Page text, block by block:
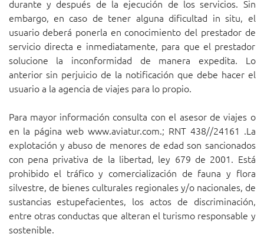
durante y después de la ejecución de los servicios. Sin
embargo, en caso de tener alguna dificultad in situ, el
usuario deberá ponerla en conocimiento del prestador de
servicio directa e inmediatamente, para que el prestador
solucione la inconformidad de manera expedita. Lo
anterior sin perjuicio de la notificación que debe hacer el
usuario a la agencia de viajes para lo propio.
Para mayor información consulta con el asesor de viajes o
en la página web www.aviatur.com.; RNT 438//24161 .La
explotación y abuso de menores de edad son sancionados
con pena privativa de la libertad, ley 679 de 2001. Está
prohibido el tráfico y comercialización de fauna y flora
silvestre, de bienes culturales regionales y/o nacionales, de
sustancias estupefacientes, los actos de discriminación,
entre otras conductas que alteran el turismo responsable y
sostenible.